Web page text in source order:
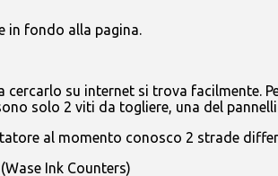
in fondo alla pagina.
cercarlo su internet si trova facilmente.
solo 2 viti da togliere, una del
al momento conosco 2 strade
Ink Counters)